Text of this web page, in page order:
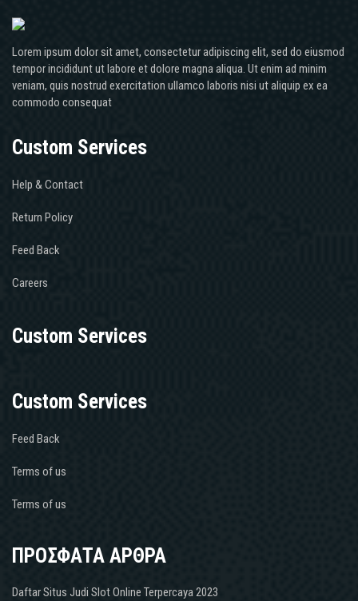
Lorem ipsum dolor sit amet, consectetur adipiscing elit, sed do eiusmod
tempor incididunt ut labore et dolore magna aliqua. Ut enim ad minim
veniam, quis nostrud exercitation ullamco laboris nisi ut aliquip ex ea
commodo consequat
Custom Services
Help & Contact
Return Policy
Feed Back
Careers
Custom Services
Custom Services
Feed Back
Terms of us
Terms of us
ΠΡΟΣΦΑΤΑ ΑΡΘΡΑ
Daftar Situs Judi Slot Online Terpercaya 2023